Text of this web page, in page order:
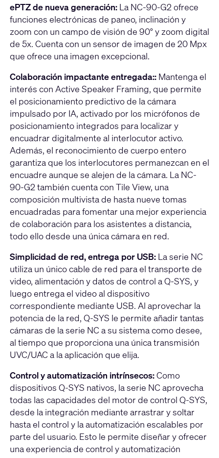
ePTZ de nueva generación: La NC-90-G2 ofrece
funciones electrónicas de paneo, inclinación y
zoom con un campo de visión de 90° y zoom digital
de 5x. Cuenta con un sensor de imagen de 20 Mpx
que ofrece una imagen excepcional.
Colaboración impactante entregada:: Mantenga el
interés con Active Speaker Framing, que permite
el posicionamiento predictivo de la cámara
impulsado por IA, activado por los micrófonos de
posicionamiento integrados para localizar y
encuadrar digitalmente al interlocutor activo.
Además, el reconocimiento de cuerpo entero
garantiza que los interlocutores permanezcan en el
encuadre aunque se alejen de la cámara. La NC-
90-G2 también cuenta con Tile View, una
composición multivista de hasta nueve tomas
encuadradas para fomentar una mejor experiencia
de colaboración para los asistentes a distancia,
todo ello desde una única cámara en red.
Simplicidad de red, entrega por USB: La serie NC
utiliza un único cable de red para el transporte de
video, alimentación y datos de control a Q-SYS, y
luego entrega el video al dispositivo
correspondiente mediante USB. Al aprovechar la
potencia de la red, Q-SYS le permite añadir tantas
cámaras de la serie NC a su sistema como desee,
al tiempo que proporciona una única transmisión
UVC/UAC a la aplicación que elija.
Control y automatización intrínsecos:Como
dispositivos Q-SYS nativos, la serie NC aprovecha
todas las capacidades del motor de control Q-SYS,
desde la integración mediante arrastrar y soltar
hasta el control y la automatización escalables por
parte del usuario. Esto le permite diseñar y ofrecer
una experiencia de control y automatización